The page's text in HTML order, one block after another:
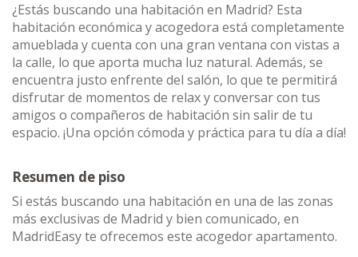
¿Estás buscando una habitación en Madrid? Esta
habitación económica y acogedora está completamente
amueblada y cuenta con una gran ventana con vistas a
la calle, lo que aporta mucha luz natural. Además, se
encuentra justo enfrente del salón, lo que te permitirá
disfrutar de momentos de relax y conversar con tus
amigos o compañeros de habitación sin salir de tu
espacio. ¡Una opción cómoda y práctica para tu día a día!
Resumen de piso
Si estás buscando una habitación en una de las zonas
más exclusivas de Madrid y bien comunicado, en
MadridEasy te ofrecemos este acogedor apartamento.